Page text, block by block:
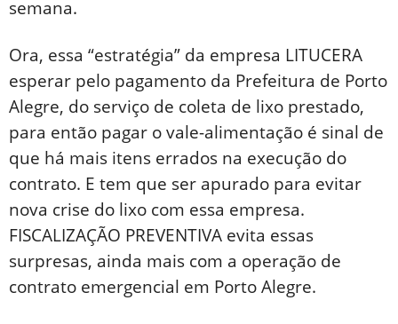
semana.
Ora, essa “estratégia” da empresa LITUCERA
esperar pelo pagamento da Prefeitura de Porto
Alegre, do serviço de coleta de lixo prestado,
para então pagar o vale-alimentação é sinal de
que há mais itens errados na execução do
contrato. E tem que ser apurado para evitar
nova crise do lixo com essa empresa.
FISCALIZAÇÃO PREVENTIVA evita essas
surpresas, ainda mais com a operação de
contrato emergencial em Porto Alegre.